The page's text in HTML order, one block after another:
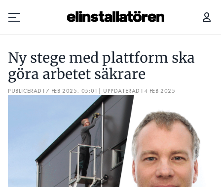
Prenumerera
Hantera prenumeration
Lediga jobb
Annonsera
Läs E-tidningen
Ny stege med plattform ska
göra arbetet säkrare
PUBLICERAD 17 FEB 2025, 05:01 | UPPDATERAD 14 FEB 2025